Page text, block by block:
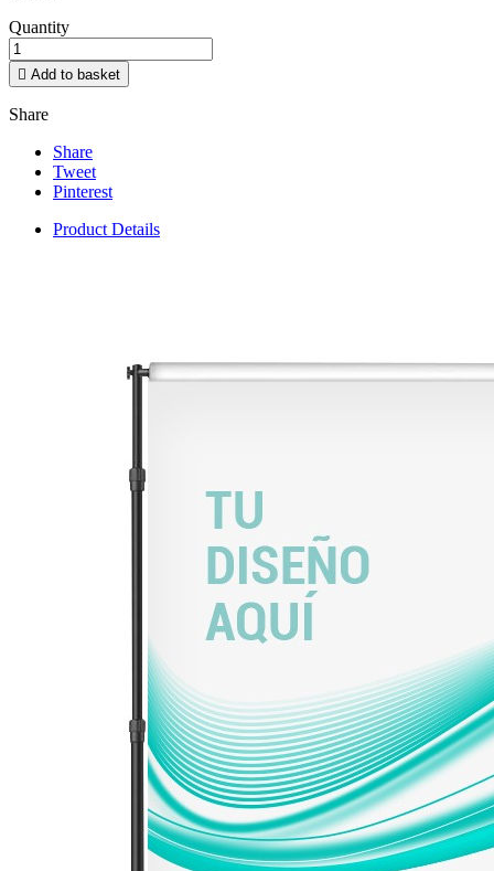
Quantity
 Add to basket
Share
Share
Tweet
Pinterest
Product Details